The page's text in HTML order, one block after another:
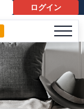
ログイン
メニ